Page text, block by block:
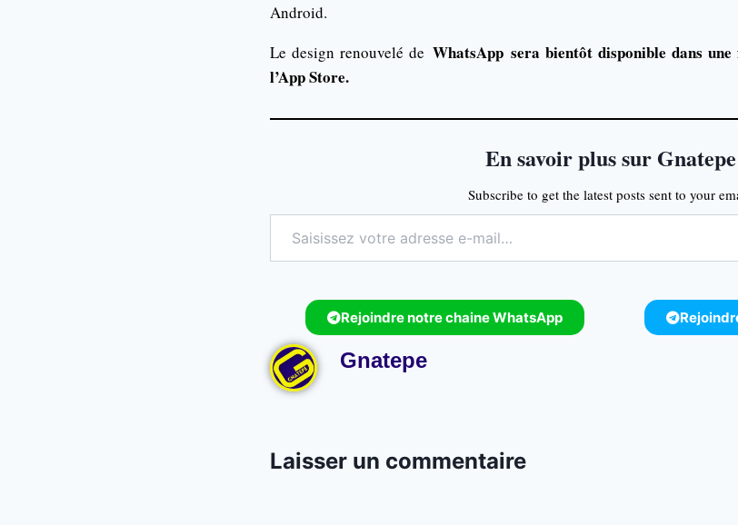
Android.
Le design renouvelé de WhatsAppsera bientôt disponible dans
l’App Store.
En savoir plus sur Gnatepe
Subscribe to get the latest posts sent to your
Rejoindre notre chaine WhatsApp
Gnatepe
Laisser un commentaire